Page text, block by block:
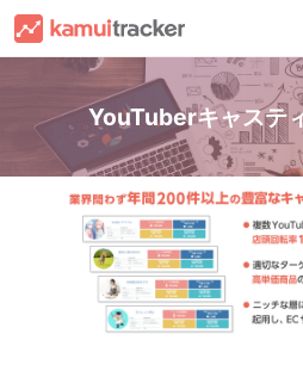
YouTuberキャステ
サービス一覧
kamui trackerとは
キャスティングサービス
チャンネル運用サービス
コンサルティングサービス
顧客別ソリューション
YouTuberの方へ
広告主・広告代理店の方へ
YouTuber事務所の方へ
導入事例
資料請求
ご利用ガイド
ご利用ガイド
セミナー・ノウハウ